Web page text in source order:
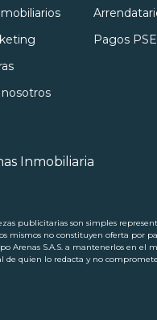
nosotros
Pagos PSE
Inmobiliaria
publicitarias son simples
mismos no constituyen oferta por
Arenas S.A.S. a mantenerlos en
quien lo redacta y no